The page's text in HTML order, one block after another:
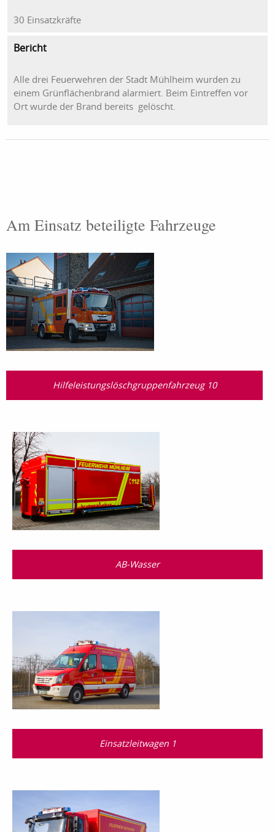
30 Einsatzkräfte
Bericht
Alle drei Feuerwehren der Stadt Mühlheim wurden zu
einem Grünflächenbrand alarmiert. Beim Eintreffen vor
Ort wurde der Brand bereits gelöscht.
Am Einsatz beteiligte Fahrzeuge
Hilfeleistungslöschgruppenfahrzeug 10
AB-Wasser
Einsatzleitwagen 1